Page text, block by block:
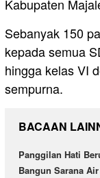
Kabupaten
Sebanyak 150
kepada semua
hingga kelas VI
sempurna.
BACAAN
Panggilan Hati
Bangun Sarana